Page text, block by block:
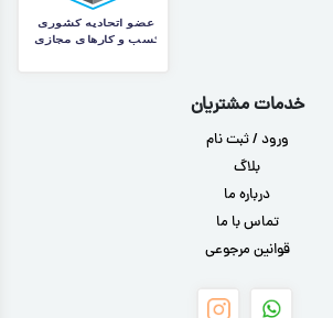
خدمات مشتریان
ورود / ثبت نام
بلاگ
درباره ما
تماس با ما
قوانین مرجوعی